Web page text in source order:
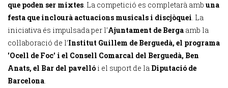
que poden ser mixtes. La competició es completarà amb una
festa que inclourà actuacions musicals i discjòquei. La
iniciativa és impulsada per l’Ajuntament de Berga amb la
col·laboració de l’Institut Guillem de Berguedà, el programa
'Ocell de Foc' i el Consell Comarcal del Berguedà, Ben
Anats, el Bar del pavelló i el suport de la Diputació de
Barcelona.